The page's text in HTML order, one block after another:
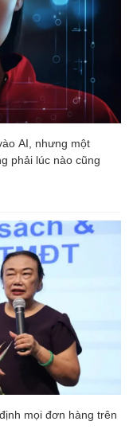
AI, nhưng một
phải lúc nào cũng
mọi đơn hàng trên